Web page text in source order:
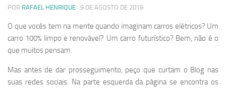
POR RAFAEL HENRIQUE · 9 DE AGOSTO DE 2019
O que vocês tem na mente quando imaginam carros elétricos? Um
carro 100% limpo e renovável? Um carro futurístico? Bem, não é o
que muitos pensam.
Mas antes de dar prosseguimento, peço que curtam o Blog nas
suas redes sociais. Na parte esquerda da página se encontra os